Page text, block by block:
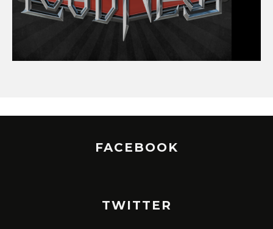
FACEBOOK
TWITTER